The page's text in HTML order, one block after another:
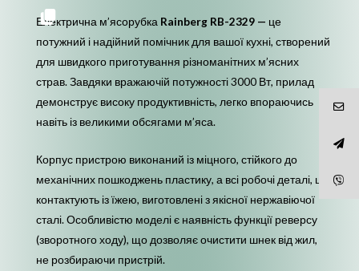
Електрична м’ясорубка Rainberg RB-2329 — це
потужний і надійний помічник для вашої кухні, створений
для швидкого приготування різноманітних м’ясних
страв. Завдяки вражаючій потужності 3000 Вт, прилад
демонструє високу продуктивність, легко впораючись
навіть із великими обсягами м’яса.
Корпус пристрою виконаний із міцного, стійкого до
механічних пошкоджень пластику, а всі робочі деталі, що
контактують із їжею, виготовлені з якісної нержавіючої
сталі. Особливістю моделі є наявність функції реверсу
(зворотного ходу), що дозволяє очистити шнек від жил,
не розбираючи пристрій.